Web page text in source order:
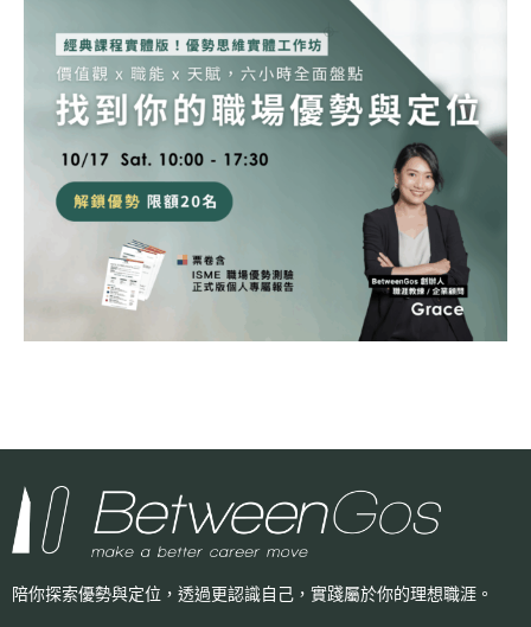
陪你探索優勢與定位，透過更認識自己， 實踐屬於你的理想職涯。